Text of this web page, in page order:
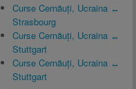
Curse Cernăuți, Ucraina ↔
Strasbourg
Curse Cernăuți, Ucraina ↔
Stuttgart
Curse Cernăuți, Ucraina ↔
Stuttgart